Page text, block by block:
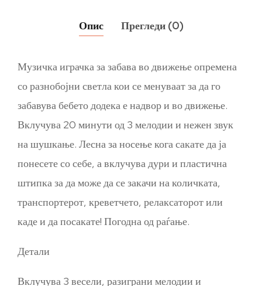
Опис Прегледи (0)
Музичка играчка за забава во движење опремена
со разнобојни светла кои се менуваат за да го
забавува бебето додека е надвор и во движење.
Вклучува 20 минути од 3 мелодии и нежен звук
на шушкање. Лесна за носење кога сакате да ја
понесете со себе, а вклучува дури и пластична
штипка за да може да се закачи на количката,
транспортерот, креветчето, релаксаторот или
каде и да посакате! Погодна од раѓање.
Детали
Вклучува 3 весели, разиграни мелодии и